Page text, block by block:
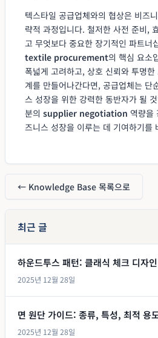
텍스타일 공급업체와의 협상은 비즈
략적 과정입니다. 철저한 사전 준비,
고 무엇보다 중요한 장기적인 파트너
textile procurement의 핵심 요소
폭넓게 고려하고, 상호 신뢰와 투명
계를 만들어나간다면, 공급업체는 단
스 성장을 위한 강력한 동반자가 될
분의 supplier negotiation 역량을
즈니스 성장을 이루는 데 기여하기를
← Knowledge Base 목록으로
최근 글
하운드투스 패턴: 클래식 체크 디자인
2025년 12월 28일
면 원단 가이드: 종류, 특성, 최적 용
2025년 12월 28일